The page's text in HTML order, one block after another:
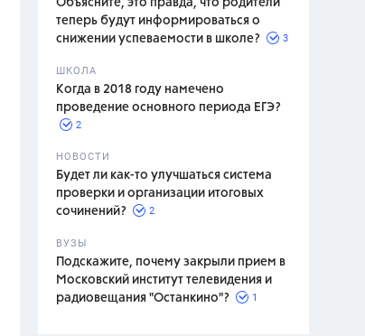
Объясните, это правда, что родители
теперь будут информироваться о
снижении успеваемости в школе?
3
ШКОЛА
Когда в 2018 году намечено
проведение основного периода ЕГЭ?
2
НОВОСТИ
Будет ли как-то улучшаться система
проверки и организации итоговых
сочинений?
2
ВУЗЫ
Подскажите, почему закрыли прием в
Московский институт телевидения и
радиовещания "Останкино"?
1